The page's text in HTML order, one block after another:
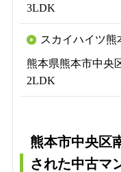
3LDK
スカイハイツ熊
熊本県熊本市中央
2LDK
熊本市中央区
された中古マ